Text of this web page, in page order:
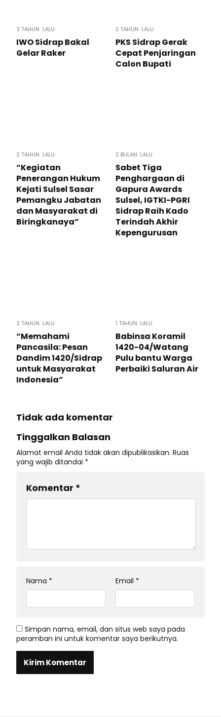
3 TAHUN LALU
IWO Sidrap Bakal
Gelar Raker
2 TAHUN LALU
PKS Sidrap Gerak
Cepat Penjaringan
Calon Bupati
2 TAHUN LALU
“Kegiatan
Penerangan Hukum
Kejati Sulsel Sasar
Pemangku Jabatan
dan Masyarakat di
Biringkanaya”
2 BULAN LALU
Sabet Tiga
Penghargaan di
Gapura Awards
Sulsel, IGTKI-PGRI
Sidrap Raih Kado
Terindah Akhir
Kepengurusan
2 TAHUN LALU
“Memahami
Pancasila: Pesan
Dandim 1420/Sidrap
untuk Masyarakat
Indonesia”
1 TAHUN LALU
Babinsa Koramil
1420-04/Watang
Pulu bantu Warga
Perbaiki Saluran Air
Tidak ada komentar
Tinggalkan Balasan
Alamat email Anda tidak akan dipublikasikan. Ruas
yang wajib ditandai *
Komentar *
Nama * Email *
Simpan nama, email, dan situs web saya pada
peramban ini untuk komentar saya berikutnya.